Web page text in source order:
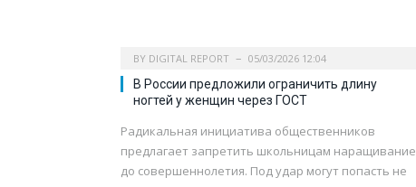
BY DIGITAL REPORT 05/03/2026 12:04
В России предложили ограничить длину
ногтей у женщин через ГОСТ
Радикальная инициатива общественников
предлагает запретить школьницам наращивание
до совершеннолетия. Под удар могут попасть не